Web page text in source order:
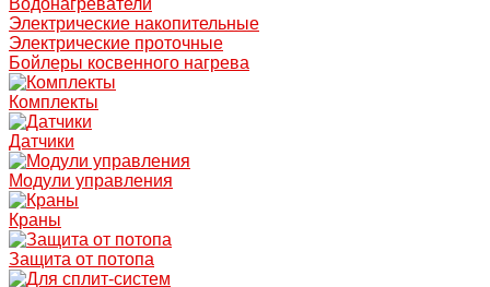
Водонагреватели
Электрические накопительные
Электрические проточные
Бойлеры косвенного нагрева
Комплекты
Датчики
Модули управления
Краны
Защита от потопа